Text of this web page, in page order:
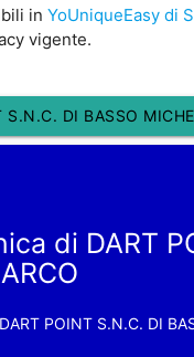
in YoUniqueEasy di
vigente.
S.N.C. DI BASSO
di DART
DART POINT S.N.C. DI